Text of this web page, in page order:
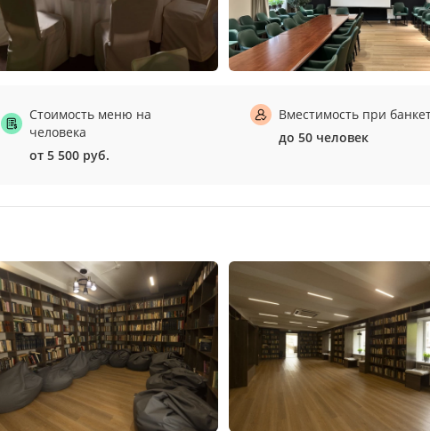
Стоимость меню на
человека
от 5 500 руб.
Вместимость при
до 50 человек